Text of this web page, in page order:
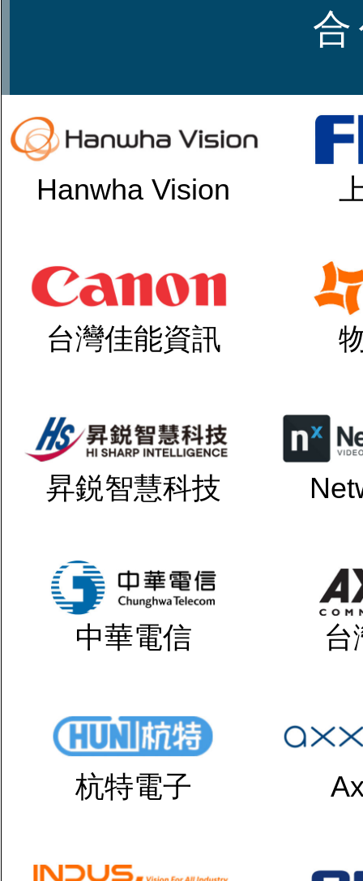
合
Hanwha Vision
台灣佳能資訊
昇鋭智慧科技
中華電信 台
杭特電子